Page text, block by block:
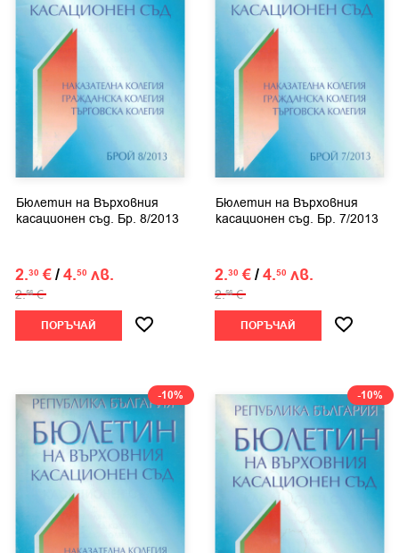
Бюлетин на Върховния
касационен съд. Бр. 8/2013
2.30 €/4.50 лв.
2.56 €
ПОРЪЧАЙ
Бюлетин на Върховния
касационен съд. Бр. 7/2013
2.30 €/4.50 лв.
2.56 €
ПОРЪЧАЙ
-10% -10%